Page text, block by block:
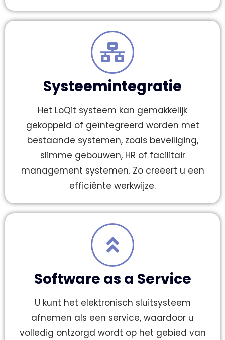
Systeemintegratie
Het LoQit systeem kan gemakkelijk
gekoppeld of geïntegreerd worden met
bestaande systemen, zoals beveiliging,
slimme gebouwen, HR of facilitair
management systemen. Zo creëert u een
efficiënte werkwijze.
Software as a Service
U kunt het elektronisch sluitsysteem
afnemen als een service, waardoor u
volledig ontzorgd wordt op het gebied van